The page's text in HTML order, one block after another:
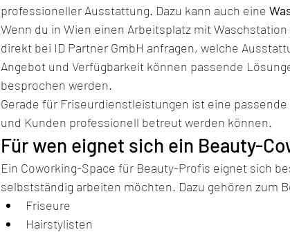
professioneller Ausstattung. Dazu kann auch eine
Wenn du in Wien einen Arbeitsplatz mit
direkt bei ID Partner GmbH anfragen, welche
Angebot und Verfügbarkeit können passende
besprochen werden.
Gerade für Friseurdienstleistungen ist eine
und Kunden professionell betreut werden können.
Für wen eignet sich ein Beauty-
Ein Coworking-Space für Beauty-Profis eignet sich
selbstständig arbeiten möchten. Dazu gehören zum
Friseure
Hairstylisten